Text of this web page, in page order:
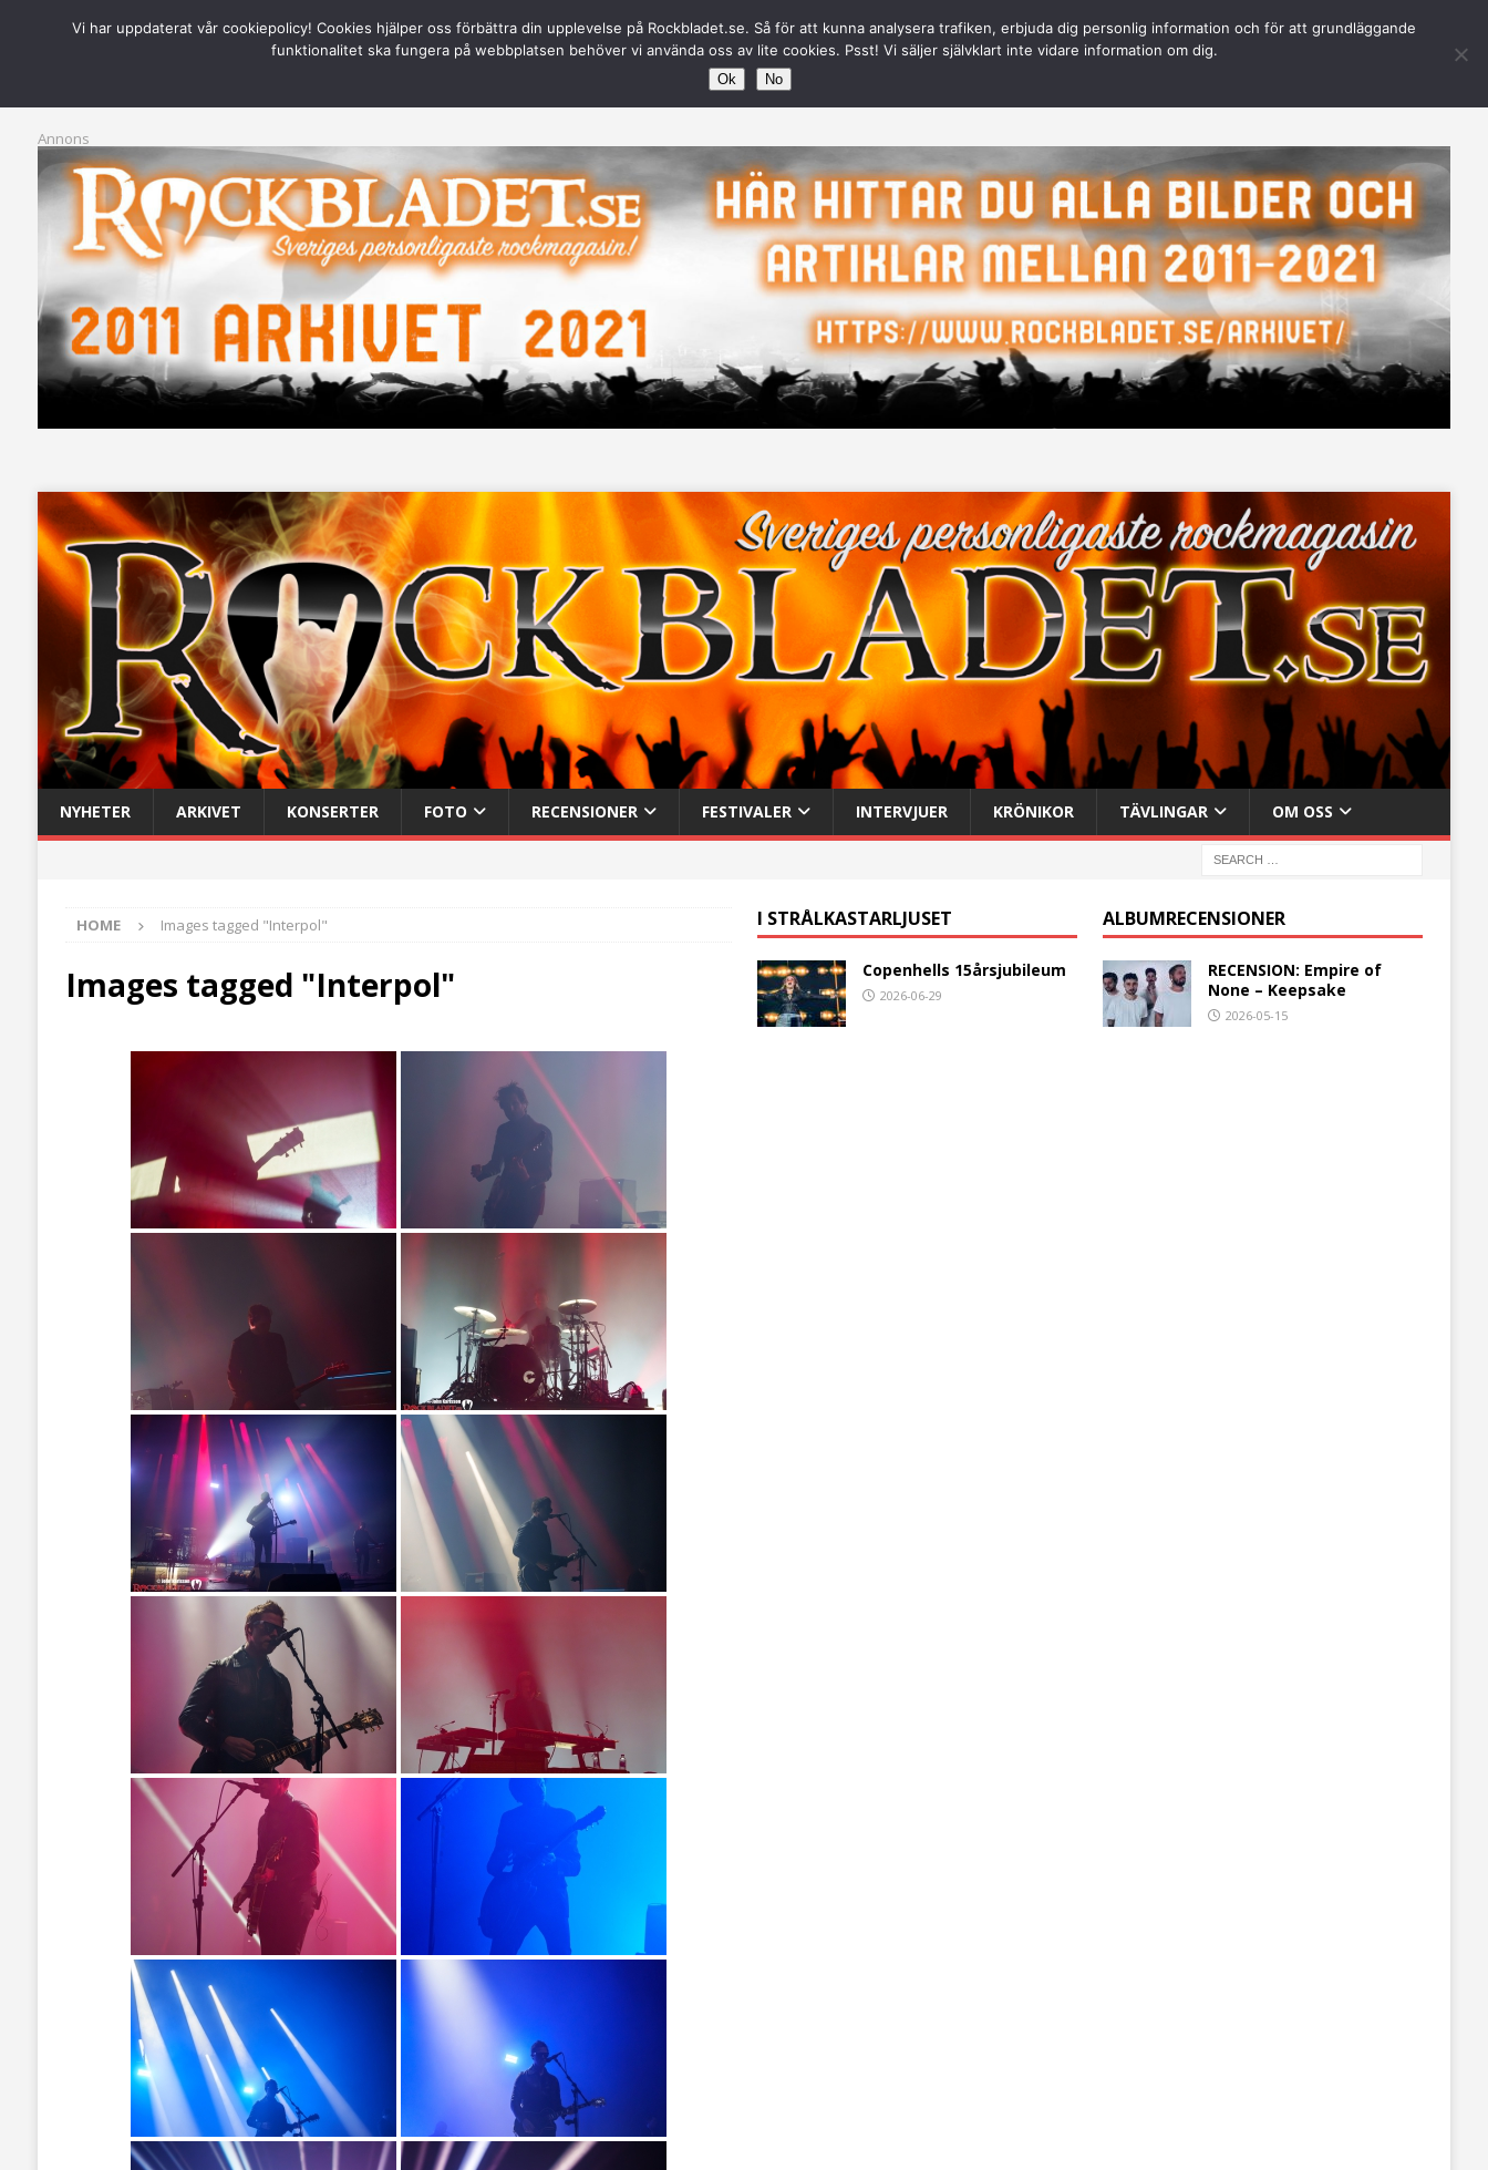
: Attempt to read property "post_parent" on null inD:\WWWRoot\www\Rockbladet.se\wp-content\plugins\contexture-page-security\core\queries.php on line 1050
Annons
NYHETER ARKIVET KONSERTER FOTO RECENSIONER FESTIVALER INTERVJUER KRÖNIKOR TÄVLINGAR OM OSS
HOME Images tagged "Interpol"
Images tagged "Interpol"
I STRÅLKASTARLJUSET
Copenhells 15årsjubileum
2026-06-29
ALBUMRECENSIONER
RECENSION: Empire of
None – Keepsake
2026-05-15
Vi har uppdaterat vår cookiepolicy! Cookies hjälper oss förbättra din upplevelse på Rockbladet.se. Så för att kunna analysera trafiken, erbjuda dig personlig information och för att grundläggande
funktionalitet ska fungera på webbplatsen behöver vi använda oss av lite cookies. Psst! Vi säljer självklart inte vidare information om dig.
Ok No